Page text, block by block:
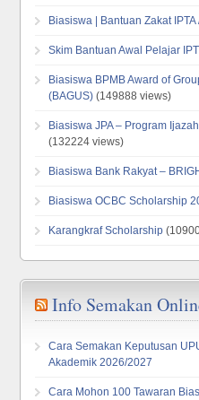
Biasiswa | Bantuan Zakat IPTA
Skim Bantuan Awal Pelajar IPT
Biasiswa BPMB Award of
(BAGUS) (149888 views)
Biasiswa JPA – Program
(132224 views)
Biasiswa Bank Rakyat –
Biasiswa OCBC Scholarship
Karangkraf Scholarship
Info Semakan
Cara Semakan Keputusan
Akademik 2026/2027
Cara Mohon 100 Tawaran